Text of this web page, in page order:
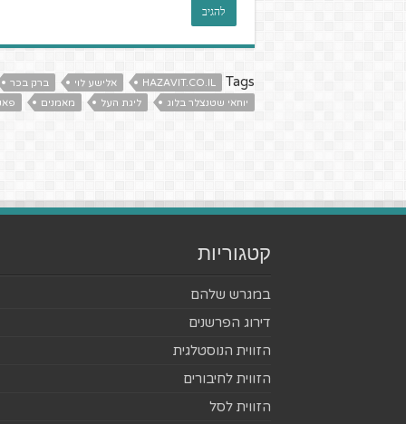
Tags
HAZAVIT.CO.IL אלישע לוי
ברק בכר
יוחאי שטנצלר בלוג
ליגת העל מאמנים
קטגוריות
במגרש שלהם
דירוג הפרשנים
הזווית הנוסטלגית
הזווית לחיבורים
הזווית לסל